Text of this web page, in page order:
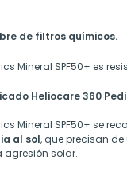
de filtros químicos.
Mineral SPF50+ es
Heliocare 360
Mineral SPF50+ se
al sol, que precisan
agresión solar.